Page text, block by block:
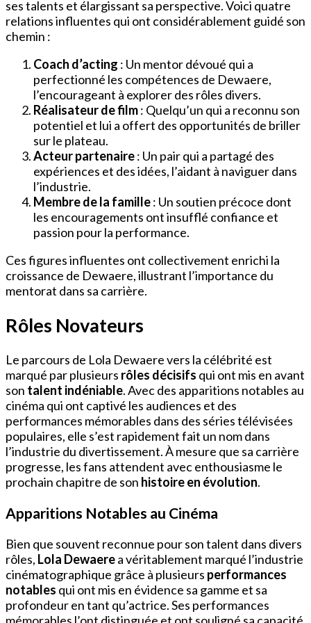
ses talents et élargissant sa perspective. Voici quatre
relations influentes qui ont considérablement guidé son
chemin :
Coach d’acting : Un mentor dévoué qui a
perfectionné les compétences de Dewaere,
l’encourageant à explorer des rôles divers.
Réalisateur de film: Quelqu’un qui a reconnu son
potentiel et lui a offert des opportunités de briller
sur le plateau.
Acteur partenaire: Un pair qui a partagé des
expériences et des idées, l’aidant à naviguer dans
l’industrie.
Membre de la famille: Un soutien précoce dont
les encouragements ont insufflé confiance et
passion pour la performance.
Ces figures influentes ont collectivement enrichi la
croissance de Dewaere, illustrant l’importance du
mentorat dans sa carrière.
Rôles Novateurs
Le parcours de Lola Dewaere vers la célébrité est
marqué par plusieurs rôles décisifs qui ont mis en avant
son talent indéniable. Avec des apparitions notables au
cinéma qui ont captivé les audiences et des
performances mémorables dans des séries télévisées
populaires, elle s’est rapidement fait un nom dans
l’industrie du divertissement. À mesure que sa carrière
progresse, les fans attendent avec enthousiasme le
prochain chapitre de son histoire en évolution.
Apparitions Notables au Cinéma
Bien que souvent reconnue pour son talent dans divers
rôles, Lola Dewaerea véritablement marqué l’industrie
cinématographique grâce à plusieurs performances
notables qui ont mis en évidence sa gamme et sa
profondeur en tant qu’actrice. Ses performances